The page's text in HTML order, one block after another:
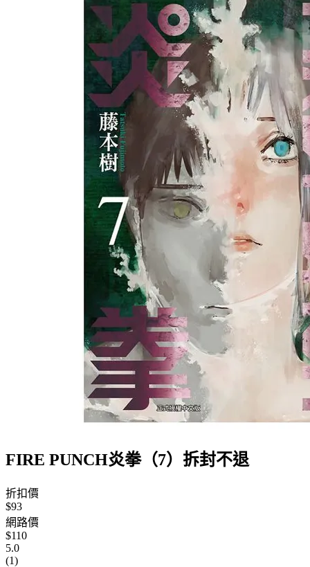
FIRE PUNCH炎拳（7）拆封不退
折扣價
$93
網路價
$110
5.0
(1)